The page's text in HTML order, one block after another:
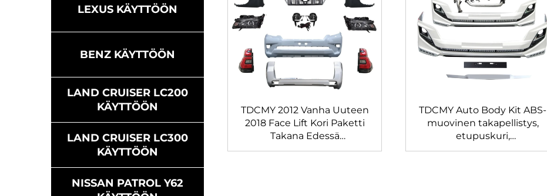
LEXUS KÄYTTÖÖN
BENZ KÄYTTÖÖN
LAND CRUISER LC200
KÄYTTÖÖN
LAND CRUISER LC300
KÄYTTÖÖN
NISSAN PATROL Y62
TDCMY 2012 Vanha Uuteen
2018 Face Lift Kori Paketti
Takana Edessä
Törmäyspyörre Hila Valot
TDCMY Auto Body Kit ABS-
muovinen takapellistys,
etupuskuri,
etusäleikkösumuvalot